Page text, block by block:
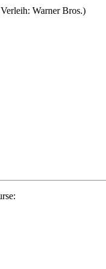
Warner Bros.)